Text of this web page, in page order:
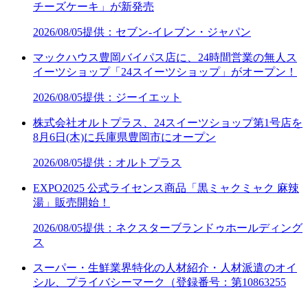
チーズケーキ」が新発売
2026/08/05提供：セブン‐イレブン・ジャパン
マックハウス豊岡バイパス店に、24時間営業の無人ス
イーツショップ「24スイーツショップ」がオープン！
2026/08/05提供：ジーイエット
株式会社オルトプラス、24スイーツショップ第1号店を
8月6日(木)に兵庫県豊岡市にオープン
2026/08/05提供：オルトプラス
EXPO2025 公式ライセンス商品「黒ミャクミャク 麻辣
湯」販売開始！
2026/08/05提供：ネクスターブランドゥホールディング
ス
スーパー・生鮮業界特化の人材紹介・人材派遣のオイ
シル、プライバシーマーク（登録番号：第10863255